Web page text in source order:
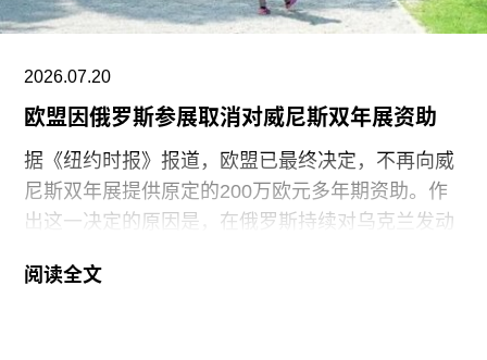
取奥特罗·阿尔坎塔拉的自由。当他抵达迈阿密时，
迎接他。获释时，奥特罗·阿尔坎塔拉是古巴最受国
际关注的政治犯之一，该国正因美国实施的石油封
2026.07.20
欧盟因俄罗斯参展取消对威尼斯双年展资助
据《纽约时报》报道，欧盟已最终决定，不再向威
尼斯双年展提供原定的200万欧元多年期资助。作
出这一决定的原因是，在俄罗斯持续对乌克兰发动
双年展。
阅读全文